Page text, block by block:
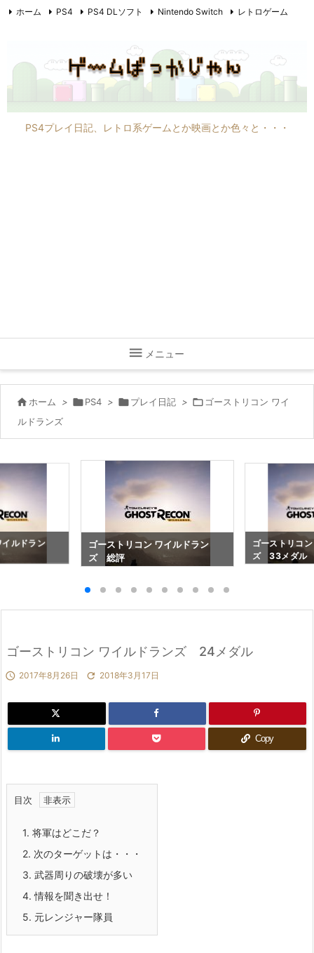
PS4プレイ日記、レトロ系ゲームとか映画とか色々と・・・
 メニュー
ホーム PS4 PS4 DLソフト Nintendo Switch レトロゲーム
 ホーム > PS4 > プレイ日記 >  ゴーストリコン ワイ
ルドランズ
ルドラン
ゴーストリコン ワイルドラン
ズ 総評
ゴーストリコ
ズ 33メダル
ゴーストリコン ワイルドランズ 24メダル
 2017年8月26日  2018年3月17日
Copy
目次
1. 将軍はどこだ？
2. 次のターゲットは・・・
3. 武器周りの破壊が多い
4. 情報を聞き出せ！
5. 元レンジャー隊員